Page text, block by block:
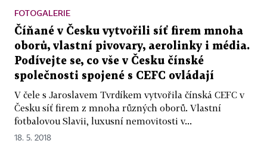
FOTOGALERIE
Číňané v Česku vytvořili síť firem mnoha
oborů, vlastní pivovary, aerolinky i média.
Podívejte se, co vše v Česku čínské
společnosti spojené s CEFC ovládají
V čele s Jaroslavem Tvrdíkem vytvořila čínská CEFC v
Česku síť firem z mnoha různých oborů. Vlastní
fotbalovou Slavii, luxusní nemovitosti v...
18. 5. 2018